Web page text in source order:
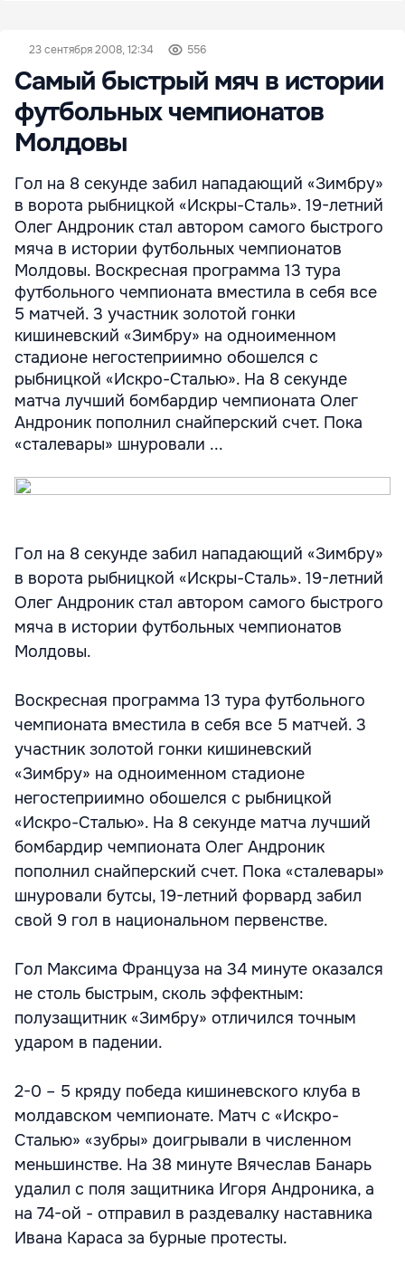
23 сентября 2008, 12:34 556
Самый быстрый мяч в истории
футбольных чемпионатов
Молдовы
Гол на 8 секунде забил нападающий «Зимбру»
в ворота рыбницкой «Искры-Сталь». 19-летний
Олег Андроник стал автором самого быстрого
мяча в истории футбольных чемпионатов
Молдовы. Воскресная программа 13 тура
футбольного чемпионата вместила в себя все
5 матчей. 3 участник золотой гонки
кишиневский «Зимбру» на одноименном
стадионе негостеприимно обошелся с
рыбницкой «Искро-Сталью». На 8 секунде
матча лучший бомбардир чемпионата Олег
Андроник пополнил снайперский счет. Пока
«сталевары» шнуровали ...
Гол на 8 секунде забил нападающий «Зимбру»
в ворота рыбницкой «Искры-Сталь». 19-летний
Олег Андроник стал автором самого быстрого
мяча в истории футбольных чемпионатов
Молдовы.
Воскресная программа 13 тура футбольного
чемпионата вместила в себя все 5 матчей. 3
участник золотой гонки кишиневский
«Зимбру» на одноименном стадионе
негостеприимно обошелся с рыбницкой
«Искро-Сталью». На 8 секунде матча лучший
бомбардир чемпионата Олег Андроник
пополнил снайперский счет. Пока «сталевары»
шнуровали бутсы, 19-летний форвард забил
свой 9 гол в национальном первенстве.
Гол Максима Француза на 34 минуте оказался
не столь быстрым, сколь эффектным:
полузащитник «Зимбру» отличился точным
ударом в падении.
2-0 – 5 кряду победа кишиневского клуба в
молдавском чемпионате. Матч с «Искро-
Сталью» «зубры» доигрывали в численном
меньшинстве. На 38 минуте Вячеслав Банарь
удалил с поля защитника Игоря Андроника, а
на 74-ой - отправил в раздевалку наставника
Ивана Караса за бурные протесты.